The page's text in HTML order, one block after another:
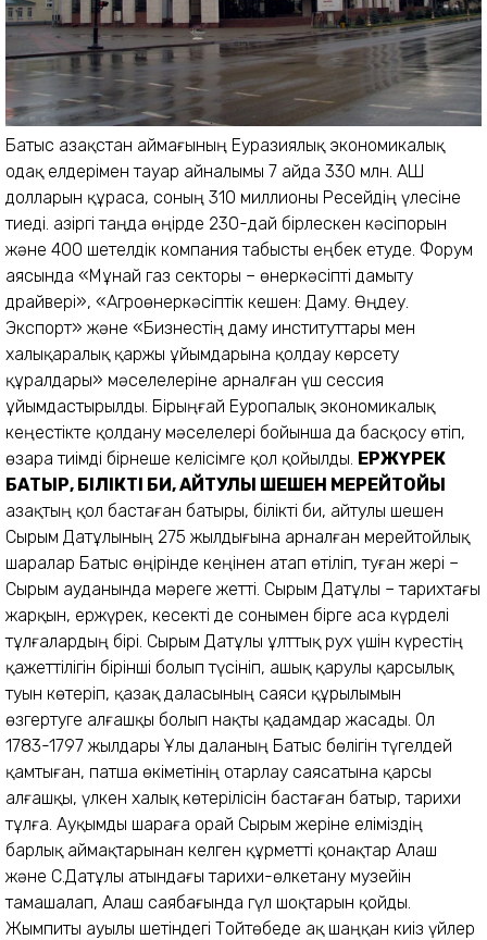
Батыс Қазақстан аймағының Еуразия­лық экономикалық
одақ елдерімен тауар айналымы 7 айда 330 млн. АҚШ
долларын құраса, соның 310 миллионы Ресейдің үлесіне
тиеді. Қазіргі таңда өңірде 230-дай бірлескен кәсіпорын
және 400 шетелдік компания табысты еңбек етуде. Форум
аясында «Мұнай газ секторы – өнеркәсіпті дамыту
драйвері», «Агроөнеркәсіптік кешен: Даму. Өңдеу.
Экспорт» және «Бизнестің даму институттары мен
халықаралық қаржы ұйымдарына қолдау көрсету
құралдары» мәселелеріне арналған үш сессия
ұйымдастырылды. Бірыңғай Еуропалық экономикалық
кеңестікте қолдану мәселелері бойынша да басқосу өтіп,
өзара тиімді бірнеше келісімге қол қойылды. ЕРЖҮРЕК
БАТЫР, БІЛІКТІ БИ, АЙТУЛЫ ШЕШЕН МЕРЕЙТОЙЫ
Қазақтың қол бастаған батыры, білікті би, айтулы шешен
Сырым Датұлының 275 жылдығына арналған мерейтойлық
шаралар Батыс өңірінде кеңінен атап өтіліп, туған жері –
Сырым ауданында мәреге жетті. Сырым Датұлы – тарихтағы
жарқын, ержүрек, кесекті де сонымен бірге аса күрделі
тұлғалардың бірі. Сырым Датұлы ұлттық рух үшін күрестің
қажеттілігін бірінші болып түсініп, ашық қарулы қарсылық
туын көтеріп, қазақ даласының саяси құрылымын
өзгертуге алғашқы болып нақты қадамдар жасады. Ол
1783-1797 жылдары Ұлы даланың Батыс бөлігін түгелдей
қамтыған, патша өкіметінің отарлау саясатына қарсы
алғашқы, үлкен халық көтерілісін бастаған батыр, тарихи
тұлға. Ауқымды шараға орай Сырым жеріне еліміздің
барлық аймақтарынан келген құрметті қонақтар Алаш
және С.Датұлы атындағы тарихи-өлкетану музейін
тамашалап, Алаш саябағында гүл шоқтарын қойды.
Жымпиты ауылы шетіндегі Тойтөбеде ақ шаңқан киіз үйлер